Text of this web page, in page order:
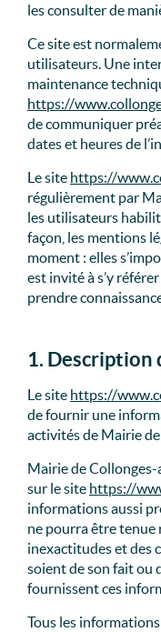
les consulter de
Ce site est
utilisateurs. Une
maintenance
https://
de communiquer
dates et heures de
Le site https://
régulièrement par
les utilisateurs
façon, les mentions
moment : elles
est invité à s’y
prendre
1. Description
Le site https://
de fournir une
activités de Mairie
Mairie de
sur le site https://
informations aussi
ne pourra être tenue
inexactitudes et des
soient de son fait ou
fournissent ces
Tous les